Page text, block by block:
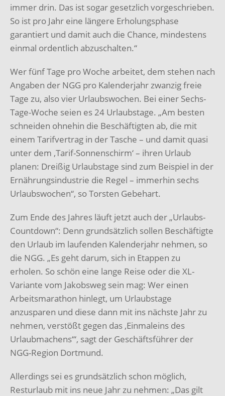
immer drin. Das ist sogar gesetzlich vorgeschrieben.
So ist pro Jahr eine längere Erholungsphase
garantiert und damit auch die Chance, mindestens
einmal ordentlich abzuschalten.“
Wer fünf Tage pro Woche arbeitet, dem stehen nach
Angaben der NGG pro Kalenderjahr zwanzig freie
Tage zu, also vier Urlaubswochen. Bei einer Sechs-
Tage-Woche seien es 24 Urlaubstage. „Am besten
schneiden ohnehin die Beschäftigten ab, die mit
einem Tarifvertrag in der Tasche – und damit quasi
unter dem ‚Tarif-Sonnenschirm‘ – ihren Urlaub
planen: Dreißig Urlaubstage sind zum Beispiel in der
Ernährungsindustrie die Regel – immerhin sechs
Urlaubswochen“, so Torsten Gebehart.
Zum Ende des Jahres läuft jetzt auch der „Urlaubs-
Countdown“: Denn grundsätzlich sollen Beschäftigte
den Urlaub im laufenden Kalenderjahr nehmen, so
die NGG. „Es geht darum, sich in Etappen zu
erholen. So schön eine lange Reise oder die XL-
Variante vom Jakobsweg sein mag: Wer einen
Arbeitsmarathon hinlegt, um Urlaubstage
anzusparen und diese dann mit ins nächste Jahr zu
nehmen, verstößt gegen das ‚Einmaleins des
Urlaubmachens‘“, sagt der Geschäftsführer der
NGG-Region Dortmund.
Allerdings sei es grundsätzlich schon möglich,
Resturlaub mit ins neue Jahr zu nehmen: „Das gilt